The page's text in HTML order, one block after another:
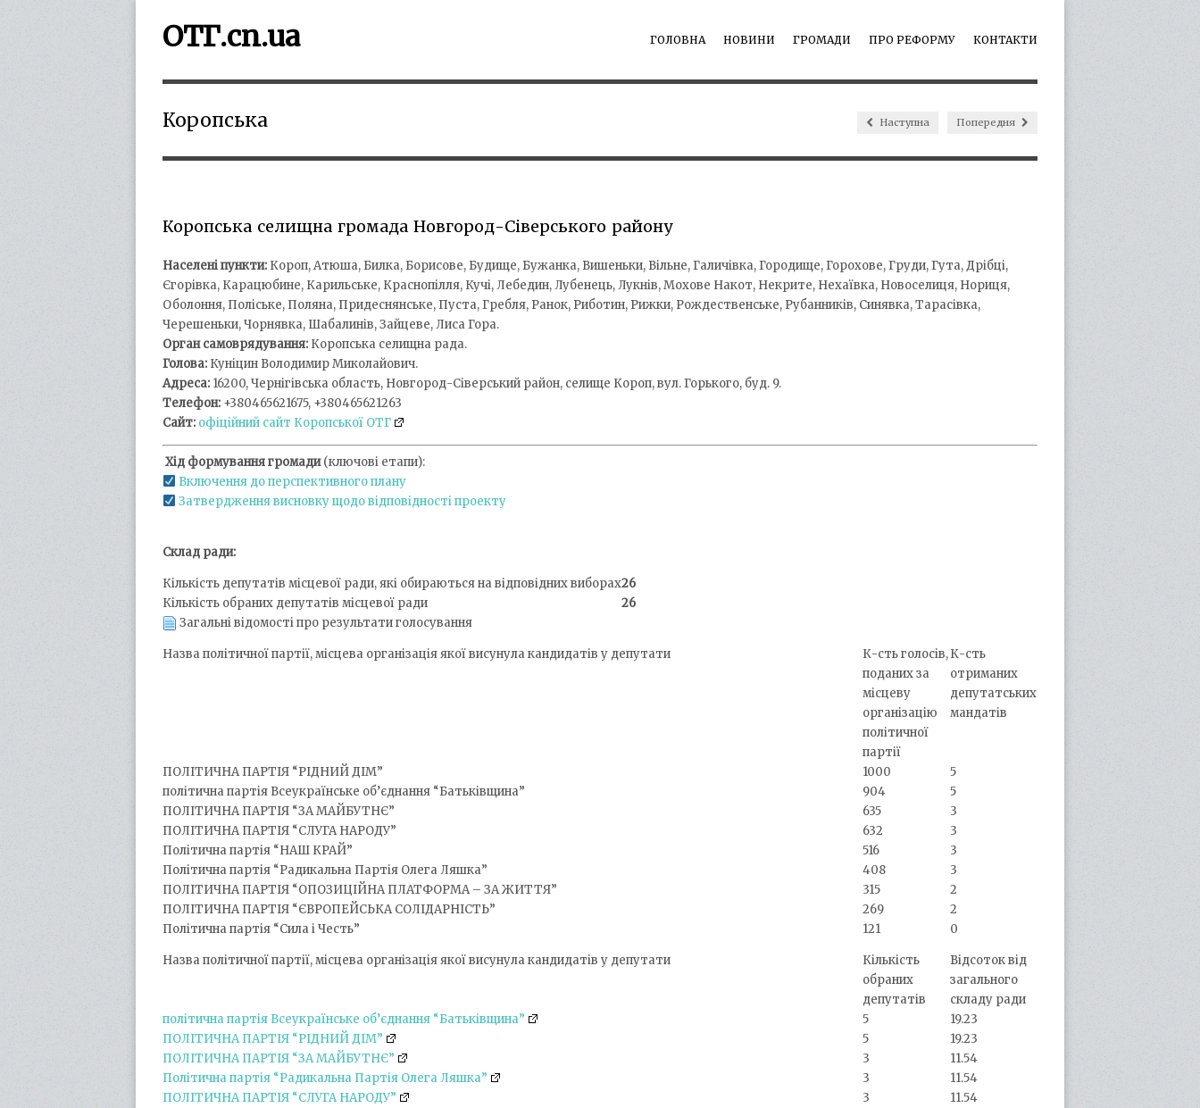
ГОЛОВНА НОВИНИ ГРОМАДИ ПРО РЕФОРМУ КОНТАКТИ
ОТГ.cn.ua
Коропська Наступна Попередня
Коропська селищна громада Новгород-Сіверського району
Населені пункти: Короп, Атюша, Билка, Борисове, Будище, Бужанка, Вишеньки, Вільне, Галичівка, Городище, Горохове, Груди, Гута, Дрібці,
Єгорівка, Карацюбине, Карильське, Краснопілля, Кучі, Лебедин, Лубенець, Лукнів, Мохове Накот, Некрите, Нехаївка, Новоселиця, Нориця,
Оболоння, Поліське, Поляна, Придеснянське, Пуста, Гребля, Ранок, Риботин, Рижки, Рождественське, Рубанників, Синявка, Тарасівка,
Черешеньки, Чорнявка, Шабалинів, Зайцеве, Лиса Гора.
Орган самоврядування: Коропська селищна рада.
Голова: Куніцин Володимир Миколайович.
Адреса: 16200, Чернігівська область, Новгород-Сіверський район, селище Короп, вул. Горького, буд. 9.
Телефон: +380465621675, +380465621263
Сайт: офіційний сайт Коропської ОТГ
Хід формування громади(ключові етапи):
Включення до перспективного плану
Затвердження висновку щодо відповідності проекту
Склад ради:
Кількість депутатів місцевої ради, які обираються на відповідних виборах26
Кількість обраних депутатів місцевої ради
26
Загальні відомості про результати голосування
Назва політичної партії, місцева організація якої висунула кандидатів у депутати
К-сть голосів,
поданих за
місцеву
організацію
політичної
партії
К-сть
отриманих
депутатських
мандатів
ПОЛІТИЧНА ПАРТІЯ “РІДНИЙ ДІМ” 1000
5
політична партія Всеукраїнське об’єднання “Батьківщина”
904
5
ПОЛІТИЧНА ПАРТІЯ “ЗА МАЙБУТНЄ”
635
3
ПОЛІТИЧНА ПАРТІЯ “СЛУГА НАРОДУ”
632
3
Політична партія “НАШ КРАЙ”
516
3
Політична партія “Радикальна Партія Олега Ляшка”
408
3
ПОЛІТИЧНА ПАРТІЯ “ОПОЗИЦІЙНА ПЛАТФОРМА – ЗА ЖИТТЯ”
315
2
ПОЛІТИЧНА ПАРТІЯ “ЄВРОПЕЙСЬКА СОЛІДАРНІСТЬ”
269
2
Політична партія “Сила і Честь”
121 0
Назва політичної партії, місцева організація якої висунула кандидатів у депутати
Кількість
обраних
депутатів
Відсоток від
загального
складу ради
політична партія Всеукраїнське об’єднання “Батьківщина”
5
19.23
ПОЛІТИЧНА ПАРТІЯ “РІДНИЙ ДІМ”
5
19.23
ПОЛІТИЧНА ПАРТІЯ “ЗА МАЙБУТНЄ”
3
11.54
Політична партія “Радикальна Партія Олега Ляшка”
3
11.54
ПОЛІТИЧНА ПАРТІЯ “СЛУГА НАРОДУ”
3
11.54